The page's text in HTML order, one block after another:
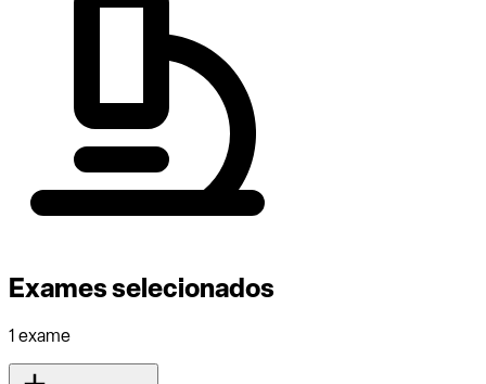
Exames selecionados
1 exame